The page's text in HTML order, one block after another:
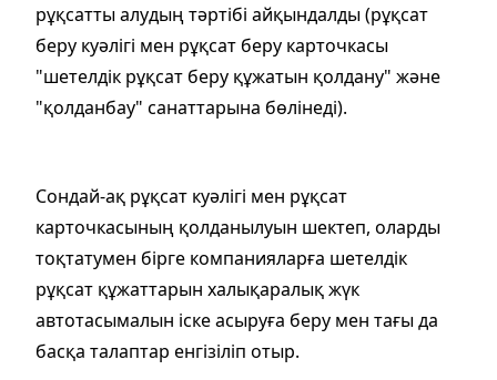
рұқсатты алудың тәртібі айқындалды (рұқсат
беру куәлігі мен рұқсат беру карточкасы
"шетелдік рұқсат беру құжатын қолдану" және
"қолданбау" санаттарына бөлінеді).
Сондай-ақ рұқсат куәлігі мен рұқсат
карточкасының қолданылуын шектеп, оларды
тоқтатумен бірге компанияларға шетелдік
рұқсат құжаттарын халықаралық жүк
автотасымалын іске асыруға беру мен тағы да
басқа талаптар енгізіліп отыр.